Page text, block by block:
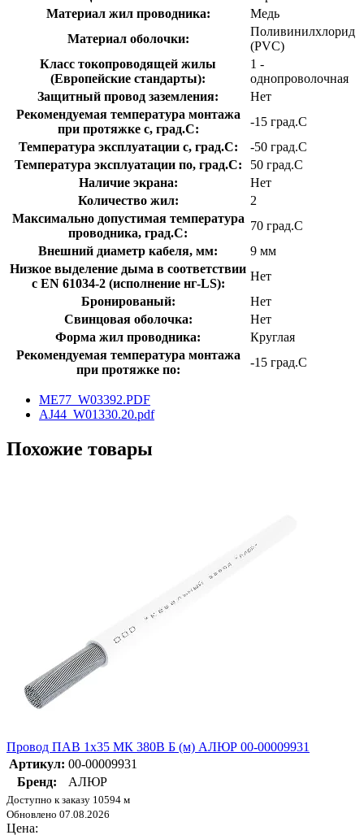
Материал жил проводника:
Медь
Материал оболочки:
Поливинилхлорид
(PVC)
Класс токопроводящей жилы
(Европейские стандарты):
1 -
однопроволочная
Защитный провод заземления:
Нет
Рекомендуемая температура монтажа
при протяжке с, град.C:
-15 град.C
Температура эксплуатации с, град.C:
-50 град.C
Температура эксплуатации по, град.C:
50 град.C
Наличие экрана:
Нет
Количество жил:
2
Максимально допустимая температура
проводника, град.C:
70 град.C
Внешний диаметр кабеля, мм:
9 мм
Низкое выделение дыма в соответствии
с EN 61034-2 (исполнение нг-LS):
Нет
Бронированый:
Нет
Свинцовая оболочка:
Нет
Форма жил проводника:
Круглая
Рекомендуемая температура монтажа
при протяжке по:
-15 град.C
ME77_W03392.PDF
AJ44_W01330.20.pdf
Похожие товары
Провод ПАВ 1х35 МК 380В Б (м) АЛЮР 00-00009931
Артикул: 00-00009931
Бренд:
АЛЮР
Доступно к заказу 10594 м
Обновлено 07.08.2026
Цена: